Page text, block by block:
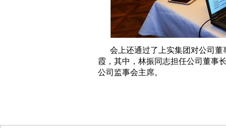
会上还通过了上实集团对公司
霞，其中，林振同志担任公司董事
公司监事会主席。